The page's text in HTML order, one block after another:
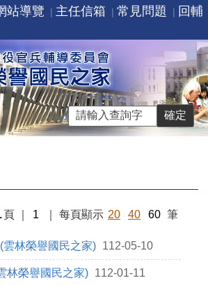
站導覽 主任信箱 常見問題
回輔
頁 1 每頁顯示 20 40 60 筆
(雲林榮譽國民之家) 112-05-10
林榮譽國民之家) 112-01-11